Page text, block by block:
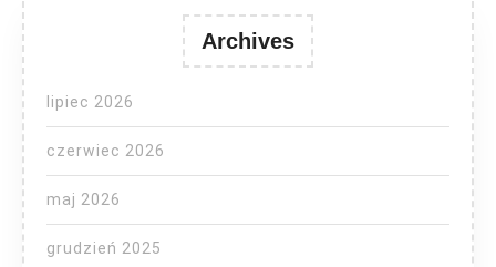
Archives
lipiec 2026
czerwiec 2026
maj 2026
grudzień 2025